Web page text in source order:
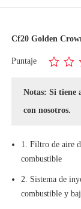
Cf20 Golden
Puntaje
Notas: Si tiene
con nosotros.
1. Filtro de aire
combustible
2. Sistema de
combustible y